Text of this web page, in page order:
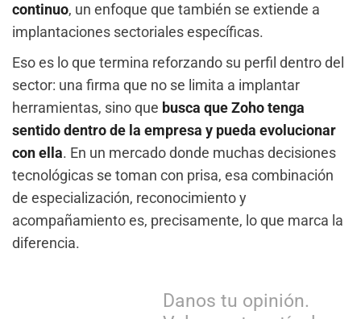
continuo, un enfoque que también se extiende a
implantaciones sectoriales específicas.
Eso es lo que termina reforzando su perfil dentro del
sector: una firma que no se limita a implantar
herramientas, sino que busca que Zoho tenga
sentido dentro de la empresa y pueda evolucionar
con ella. En un mercado donde muchas decisiones
tecnológicas se toman con prisa, esa combinación
de especialización, reconocimiento y
acompañamiento es, precisamente, lo que marca la
diferencia.
Danos tu opinión.